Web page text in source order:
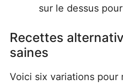
sur le dessus
Recettes
saines
Voici six variations pour